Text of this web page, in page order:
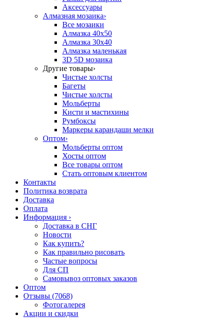
Аксессуары
Алмазная мозаика›
Все мозаики
Алмазка 40х50
Алмазка 30х40
Алмазка маленькая
3D 5D мозаика
Другие товары›
Чистые холсты
Багеты
Чистые холсты
Мольберты
Кисти и мастихины
Румбоксы
Маркеры карандаши мелки
Оптом›
Мольберты оптом
Хосты оптом
Все товары оптом
Стать оптовым клиентом
Контакты
Политика возврата
Доставка
Оплата
Информация ›
Доставка в СНГ
Новости
Как купить?
Как правильно рисовать
Частые вопросы
Для СП
Самовывоз оптовых заказов
Оптом
Отзывы (7068)
Фотогалерея
Акции и скидки